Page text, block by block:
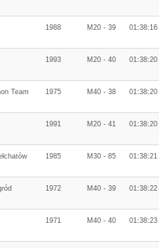
1988 M20 - 39 01:38:16
1993 M20 - 40 01:38:20
Team 1975 M40 - 38 01:38:20
1991 M20 - 41 01:38:20
1985 M30 - 85 01:38:21
1972 M40 - 39 01:38:22
1971 M40 - 40 01:38:23